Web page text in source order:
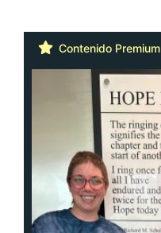
Contenido Premium